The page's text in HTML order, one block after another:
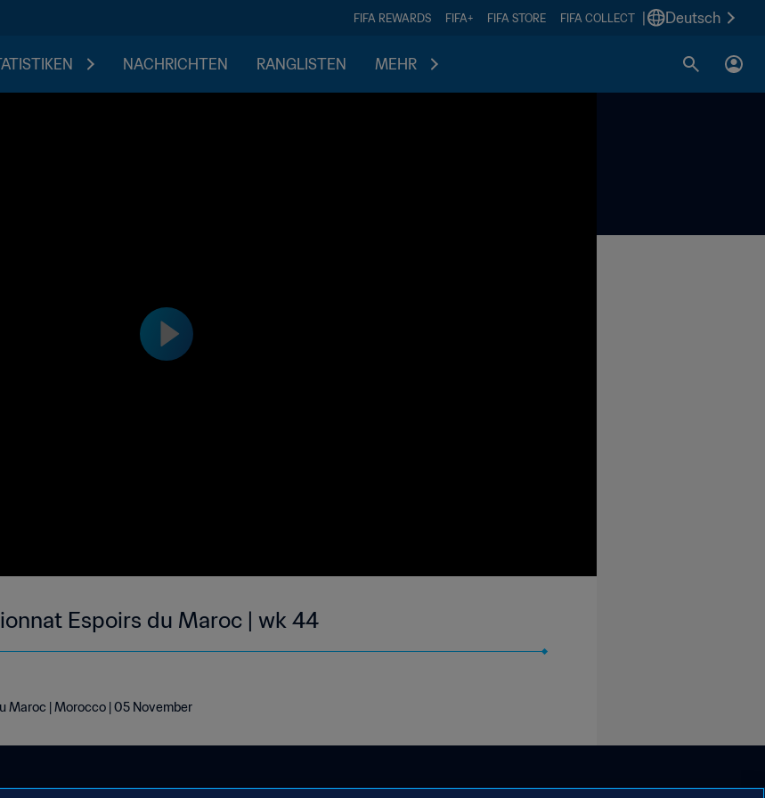
FIFA REWARDS FIFA+ FIFA STORE FIFA COLLECT Deutsch
NACHRICHTEN RANGLISTEN MEHR
Espoirs du Maroc | wk 44
Maroc | Morocco | 05 November